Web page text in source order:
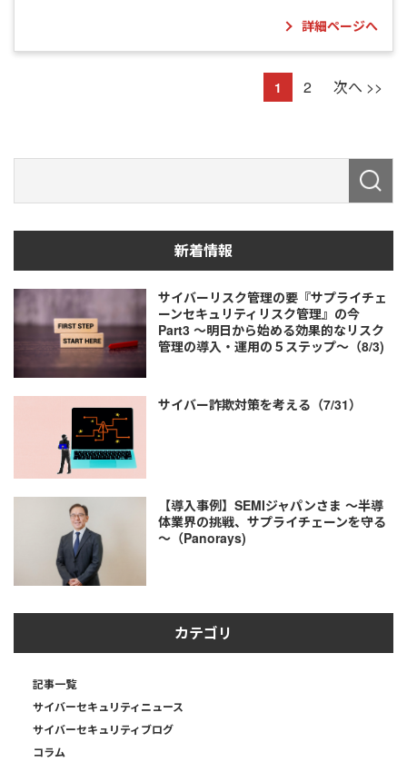
詳細ページへ
1 2 次へ >>
新着情報
サイバーリスク管理の要『サプライチェ
ーンセキュリティリスク管理』の今
Part3 ～明日から始める効果的なリスク
管理の導入・運用の５ステップ～（8/3)
サイバー詐欺対策を考える（7/31）
【導入事例】SEMIジャパンさま ～半導
体業界の挑戦、サプライチェーンを守る
～（Panorays)
カテゴリ
記事一覧
サイバーセキュリティニュース
サイバーセキュリティブログ
コラム